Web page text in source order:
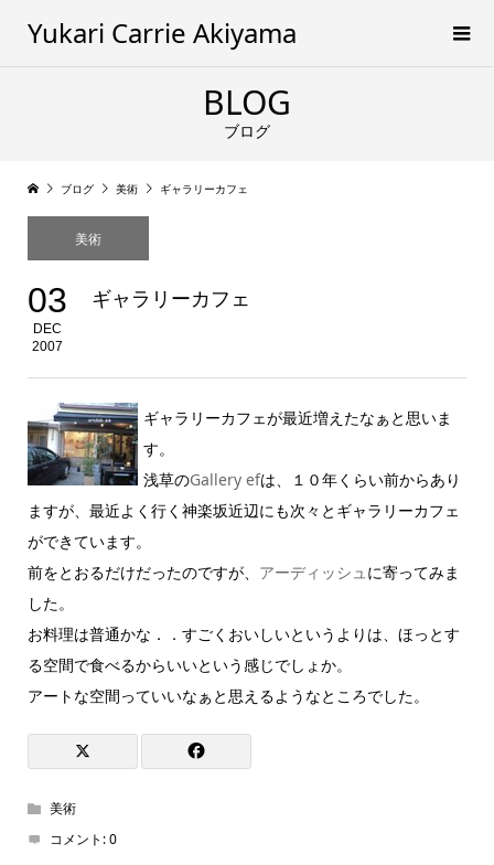
Yukari Carrie Akiyama
BLOG
ブログ
ブログ 美術 ギャラリーカフェ
美術
03
DEC
2007
ギャラリーカフェ
ギャラリーカフェが最近増えたなぁと思いま
す。
浅草のGallery efは、１０年くらい前からあり
ますが、最近よく行く神楽坂近辺にも次々とギャラリーカフェ
ができています。
前をとおるだけだったのですが、 アーディッシュに寄ってみま
した。
お料理は普通かな．．すごくおいしいというよりは、ほっとす
る空間で食べるからいいという感じでしょか。
アートな空間っていいなぁと思えるようなところでした。
美術
コメント:0